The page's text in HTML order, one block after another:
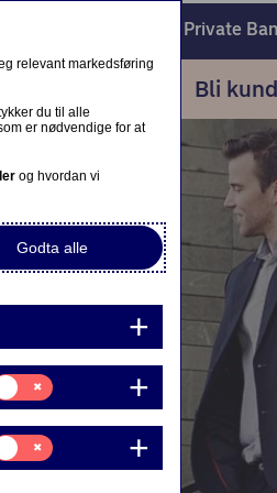
Private
Bli
relevant markedsføring
du til alle
er nødvendige for at
og hvordan vi
Godta alle